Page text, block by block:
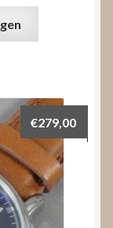
€279,00